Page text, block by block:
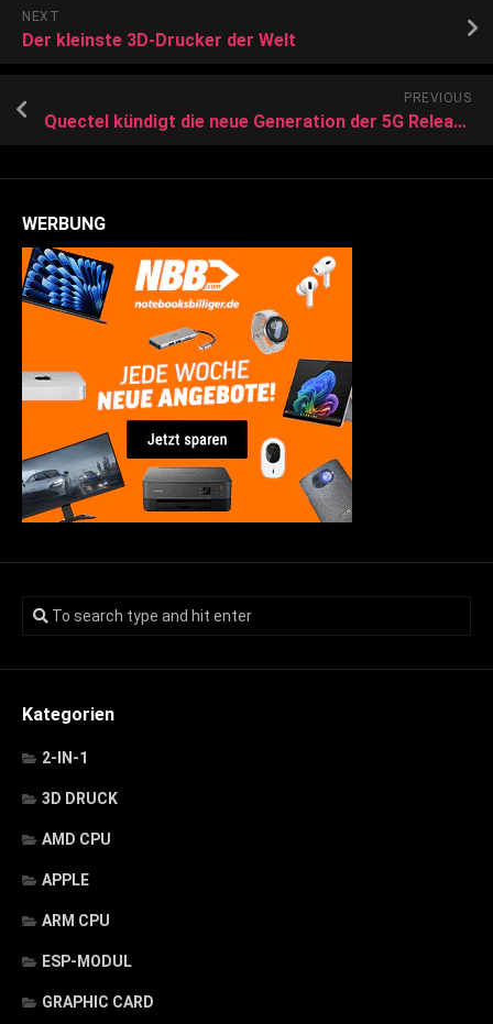
NEXT
Der kleinste 3D-Drucker der Welt
PREVIOUS
Quectel kündigt die neue Generation der 5G Release 17 Modulserie an, um die wachsenden Märkte für 5G FWA und eMBB zu adressieren
WERBUNG
Kategorien
2-IN-1
3D DRUCK
AMD CPU
APPLE
ARM CPU
ESP-MODUL
GRAPHIC CARD